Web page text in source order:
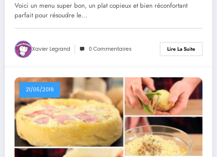
Voici un menu super bon, un plat copieux et bien réconfortant
parfait pour résoudre le…
Xavier Legrand 0 Commentaires Lire La Suite
21/05/2019